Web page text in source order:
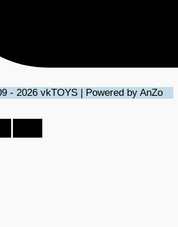
- 2026 vkTOYS | Powered by AnZo